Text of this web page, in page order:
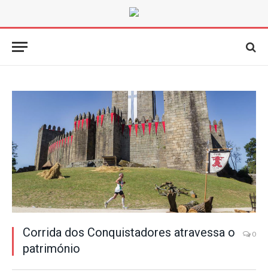
Corrida dos Conquistadores atravessa o
património
0